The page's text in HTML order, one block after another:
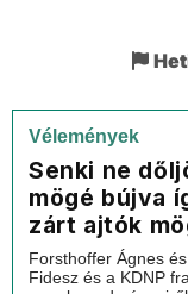
Vélemények
Senki ne
mögé bújva
zárt ajtók
Forsthoffer Ágnes
Fidesz és a KDNP